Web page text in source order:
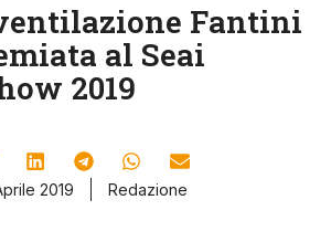
Fantini
al Seai
2019
2019
Redazione